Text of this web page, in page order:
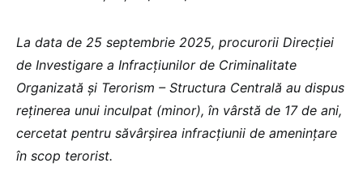
La data de 25 septembrie 2025, procurorii Direcției
de Investigare a Infracțiunilor de Criminalitate
Organizată și Terorism – Structura Centrală au dispus
reținerea unui inculpat (minor), în vârstă de 17 de ani,
cercetat pentru săvârșirea infracțiunii de amenințare
în scop terorist.